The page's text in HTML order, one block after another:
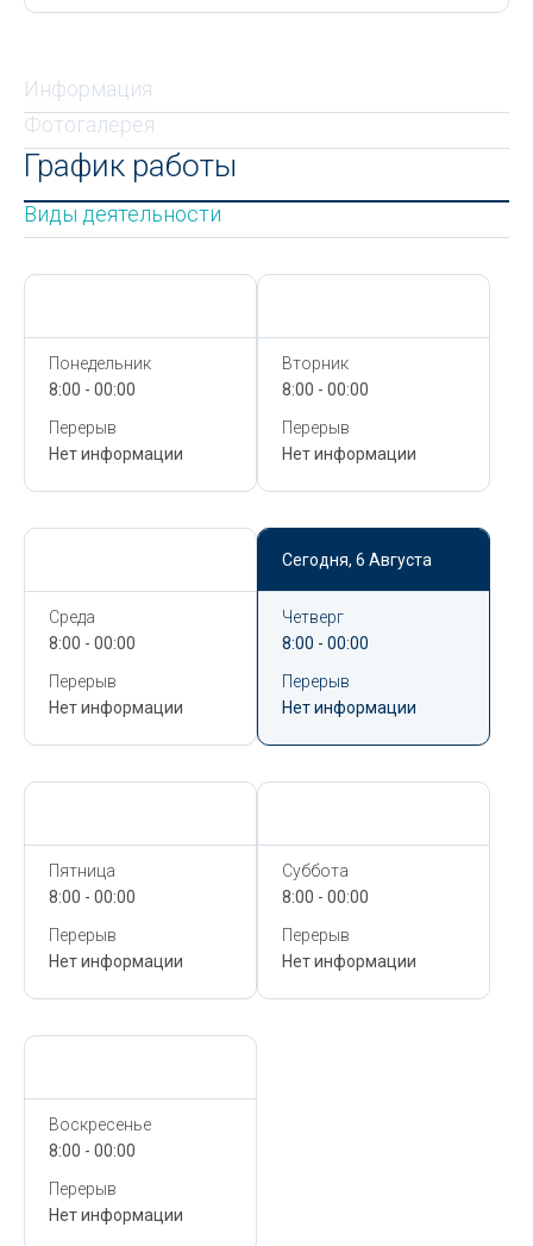
Информация
Фотогалерея
График работы
Виды деятельности
Понедельник
8:00 - 00:00
Перерыв
Нет информации
Вторник
8:00 - 00:00
Перерыв
Нет информации
Среда
8:00 - 00:00
Перерыв
Нет информации
Сегодня, 6 Августа
Четверг
8:00 - 00:00
Перерыв
Нет информации
Пятница
8:00 - 00:00
Перерыв
Нет информации
Суббота
8:00 - 00:00
Перерыв
Нет информации
Воскресенье
8:00 - 00:00
Перерыв
Нет информации